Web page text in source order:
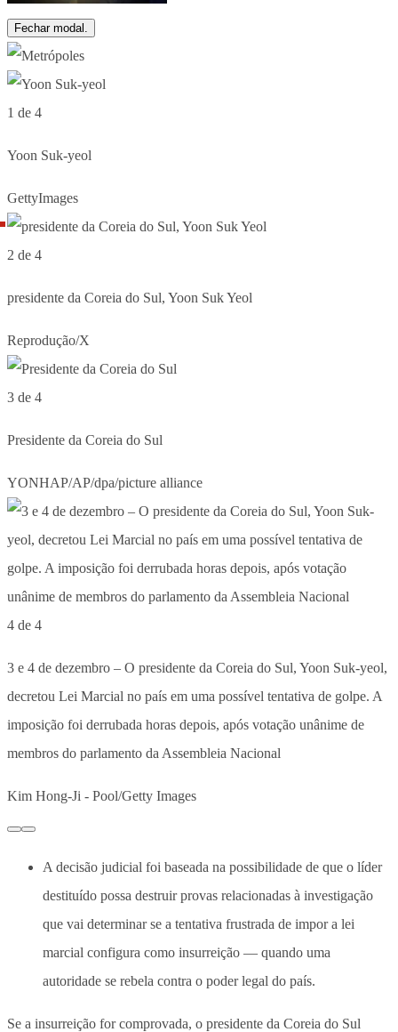
Fechar modal.
1 de 4
Yoon Suk-yeol
GettyImages
2 de 4
presidente da Coreia do Sul, Yoon Suk Yeol
Reprodução/X
3 de 4
Presidente da Coreia do Sul
YONHAP/AP/dpa/picture alliance
4 de 4
3 e 4 de dezembro – O presidente da Coreia do Sul, Yoon Suk-yeol,
decretou Lei Marcial no país em uma possível tentativa de golpe. A
imposição foi derrubada horas depois, após votação unânime de
membros do parlamento da Assembleia Nacional
Kim Hong-Ji - Pool/Getty Images
A decisão judicial foi baseada na possibilidade de que o líder
destituído possa destruir provas relacionadas à investigação
que vai determinar se a tentativa frustrada de impor a lei
marcial configura como insurreição — quando uma
autoridade se rebela contra o poder legal do país.
Se a insurreição for comprovada, o presidente da Coreia do Sul